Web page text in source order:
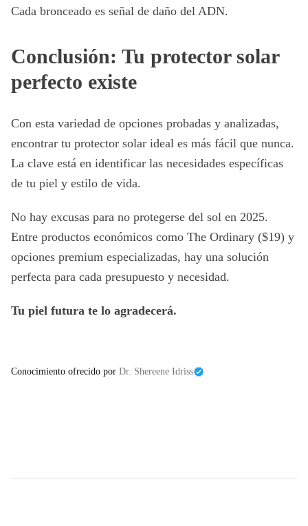
Cada bronceado es señal de daño del ADN.
Conclusión: Tu protector solar
perfecto existe
Con esta variedad de opciones probadas y analizadas,
encontrar tu protector solar ideal es más fácil que nunca.
La clave está en identificar las necesidades específicas
de tu piel y estilo de vida.
No hay excusas para no protegerse del sol en 2025.
Entre productos económicos como The Ordinary ($19) y
opciones premium especializadas, hay una solución
perfecta para cada presupuesto y necesidad.
Tu piel futura te lo agradecerá.
Conocimiento ofrecido por Dr. Shereene Idriss